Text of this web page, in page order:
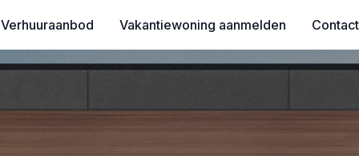
Verhuuraanbod Vakantiewoning aanmelden Contact